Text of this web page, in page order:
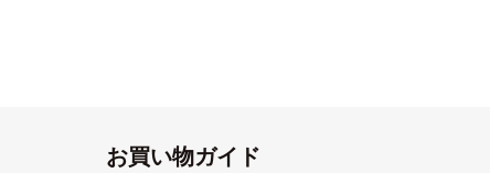
お買い物ガイド